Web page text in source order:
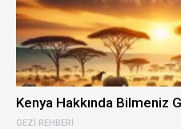
GEZI REHBERI
Kenya Hakkında Bilmeniz